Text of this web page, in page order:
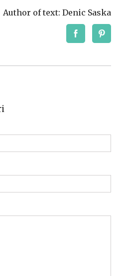
Author of text: Denic Saska